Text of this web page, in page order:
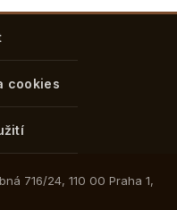
cookies
716/24, 110 00 Praha 1,